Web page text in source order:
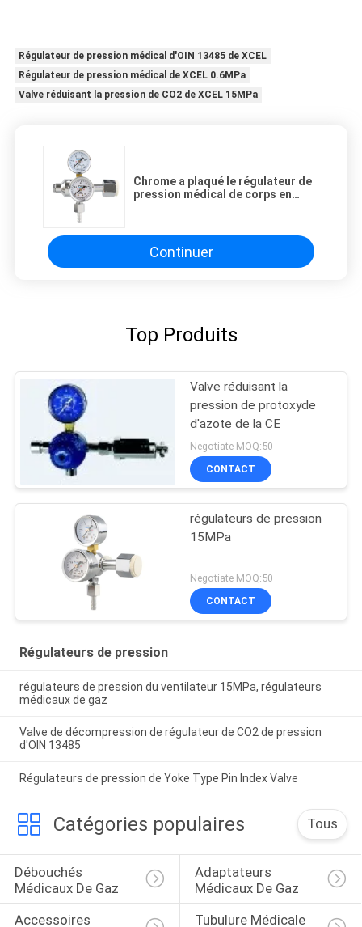
Régulateur de pression médical d'OIN 13485 de XCEL
Régulateur de pression médical de XCEL 0.6MPa
Valve réduisant la pression de CO2 de XCEL 15MPa
Chrome a plaqué le régulateur de
pression médical de corps en
Continuer
Top Produits
Valve réduisant la
pression de protoxyde
d'azote de la CE
Negotiate MOQ:50
CONTACT
régulateurs de pression
15MPa
Negotiate MOQ:50
CONTACT
Régulateurs de pression
régulateurs de pression du ventilateur 15MPa, régulateurs
médicaux de gaz
Valve de décompression de régulateur de CO2 de pression
d'OIN 13485
Régulateurs de pression de Yoke Type Pin Index Valve
Catégories populaires Tous
Débouchés
Médicaux De Gaz
Adaptateurs
Médicaux De Gaz
Accessoires
Tubulure Médicale